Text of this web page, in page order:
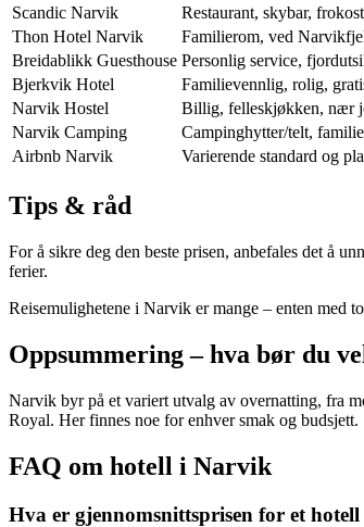
Scandic Narvik
Restaurant, skybar,
Thon Hotel Narvik
Familierom, ved
Breidablikk Guesthouse Personlig service,
Bjerkvik Hotel
Familievennlig, rolig,
Narvik Hostel
Billig, felleskjøkken, nær
Narvik Camping
Campinghytter/telt,
Airbnb Narvik
Varierende standard og
Tips & råd
For å sikre deg den beste prisen, anbefales det å
ferier.
Reisemulighetene i Narvik er mange – enten med
Oppsummering – hva bør du
Narvik byr på et variert utvalg av overnatting, fra
Royal. Her finnes noe for enhver smak og budsjett.
FAQ om hotell i Narvik
Hva er gjennomsnittsprisen for et